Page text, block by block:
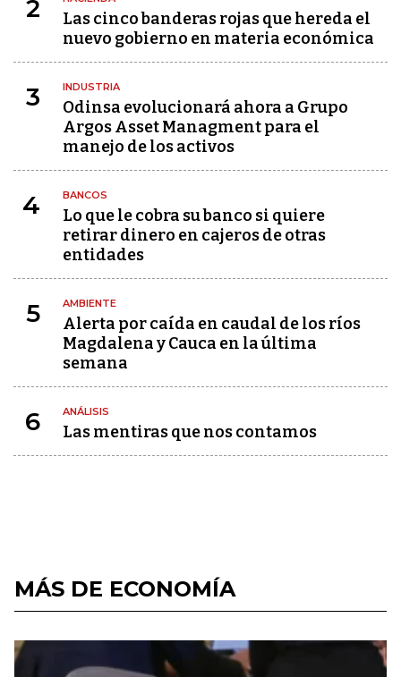
2
Las cinco banderas rojas que hereda el
nuevo gobierno en materia económica
3 INDUSTRIA
Odinsa evolucionará ahora a Grupo
Argos Asset Managment para el
manejo de los activos
4 BANCOS
Lo que le cobra su banco si quiere
retirar dinero en cajeros de otras
entidades
5 AMBIENTE
Alerta por caída en caudal de los ríos
Magdalena y Cauca en la última
semana
6 ANÁLISIS
Las mentiras que nos contamos
MÁS DE ECONOMÍA